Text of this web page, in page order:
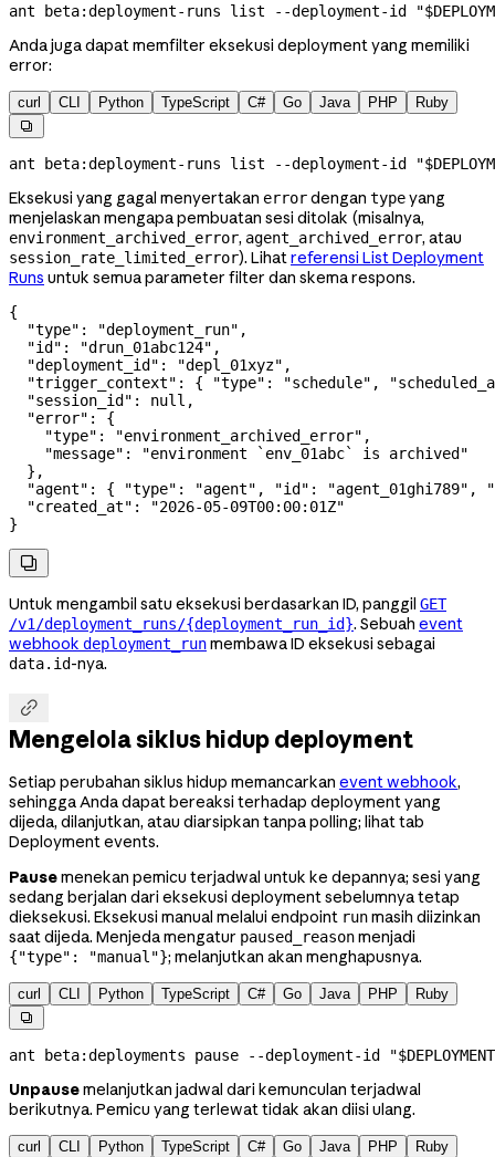
ant beta:deployment-runs list --deployment-id "
Anda juga dapat memfilter eksekusi deployment yang memiliki
error:
curl CLI Python TypeScript C# Go Java PHP Ruby

ant beta:deployment-runs list --deployment-id "
Eksekusi yang gagal menyertakan errordengan typeyang
menjelaskan mengapa pembuatan sesi ditolak (misalnya,
environment_archived_error, agent_archived_error, atau
session_rate_limited_error). Lihatreferensi List Deployment
Runs untuk semua parameter filter dan skema respons.
{
  "type"
: "deployment_run" ,
  "id"
: "drun_01abc124" ,
  "deployment_id"
: "depl_01xyz" ,
  "trigger_context"
: { "type" : "schedule" ,
  "session_id"
: null ,
  "error"
: {
    "type"
: "environment_archived_error" ,
    "message"
:
"environment `env_01abc` is archived"
  },
  "agent"
: { "type" : "agent" , "id" : "agent_01ghi789" ,
  "created_at"
:
"2026-05-09T00:00:01Z"
}

Untuk mengambil satu eksekusi berdasarkan ID, panggil GET
/v1/deployment_runs/{deployment_run_id}. Sebuah event
webhook deployment_runmembawa ID eksekusi sebagai
data.id-nya.

Mengelola siklus hidup deployment
Setiap perubahan siklus hidup memancarkan event webhook,
sehingga Anda dapat bereaksi terhadap deployment yang
dijeda, dilanjutkan, atau diarsipkan tanpa polling; lihat tab
Deployment events.
Pausemenekan pemicu terjadwal untuk ke depannya; sesi yang
sedang berjalan dari eksekusi deployment sebelumnya tetap
dieksekusi. Eksekusi manual melalui endpoint runmasih diizinkan
saat dijeda. Menjeda mengatur paused_reasonmenjadi
{"type": "manual"}; melanjutkan akan menghapusnya.
curl CLI Python TypeScript C# Go Java PHP Ruby

ant beta:deployments pause --deployment-id "
Unpausemelanjutkan jadwal dari kemunculan terjadwal
berikutnya. Pemicu yang terlewat tidak akan diisi ulang.
curl CLI Python TypeScript C# Go Java PHP Ruby